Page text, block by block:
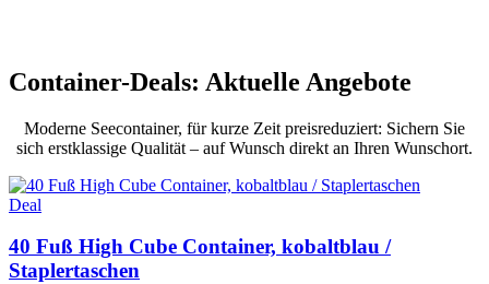
Container-Deals: Aktuelle Angebote
Moderne Seecontainer, für kurze Zeit preisreduziert: Sichern Sie
sich erstklassige Qualität – auf Wunsch direkt an Ihren Wunschort.
Deal
40 Fuß High Cube Container, kobaltblau /
Staplertaschen